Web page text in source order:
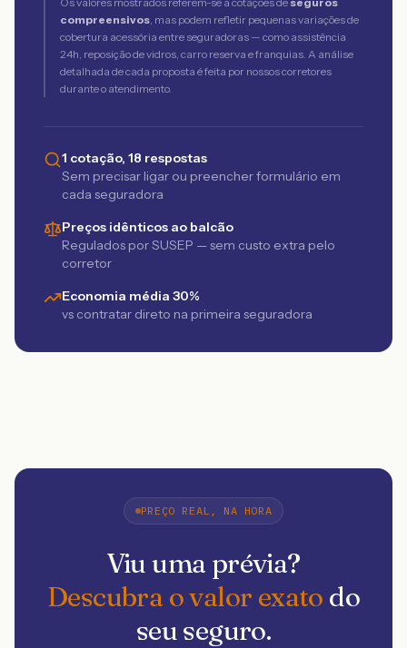
compreensivos, mas podem refletir pequenas variações de
cobertura acessória entre seguradoras — como assistência
24h, reposição de vidros, carro reserva e franquias. A análise
detalhada de cada proposta é feita por nossos corretores
durante o atendimento.
1 cotação, 18 respostas
Sem precisar ligar ou preencher formulário em
cada seguradora
Preços idênticos ao balcão
Regulados por SUSEP — sem custo extra pelo
corretor
Economia média 30%
vs contratar direto na primeira seguradora
PREÇO REAL, NA HORA
Viu uma prévia?
Descubra o valor exato do
seu seguro.